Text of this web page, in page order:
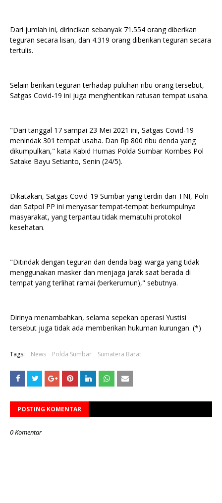
Dari jumlah ini, dirincikan sebanyak 71.554 orang diberikan
teguran secara lisan, dan 4.319 orang diberikan teguran secara
tertulis.
Selain berikan teguran terhadap puluhan ribu orang tersebut,
Satgas Covid-19 ini juga menghentikan ratusan tempat usaha.
"Dari tanggal 17 sampai 23 Mei 2021 ini, Satgas Covid-19
menindak 301 tempat usaha. Dan Rp 800 ribu denda yang
dikumpulkan," kata Kabid Humas Polda Sumbar Kombes Pol
Satake Bayu Setianto, Senin (24/5).
Dikatakan, Satgas Covid-19 Sumbar yang terdiri dari TNI, Polri
dan Satpol PP ini menyasar tempat-tempat berkumpulnya
masyarakat, yang terpantau tidak mematuhi protokol
kesehatan.
"Ditindak dengan teguran dan denda bagi warga yang tidak
menggunakan masker dan menjaga jarak saat berada di
tempat yang terlihat ramai (berkerumun)," sebutnya.
Dirinya menambahkan, selama sepekan operasi Yustisi
tersebut juga tidak ada memberikan hukuman kurungan. (*)
Tags: News Polda Sumbar Sumatera Barat
POSTING KOMENTAR
0 Komentar